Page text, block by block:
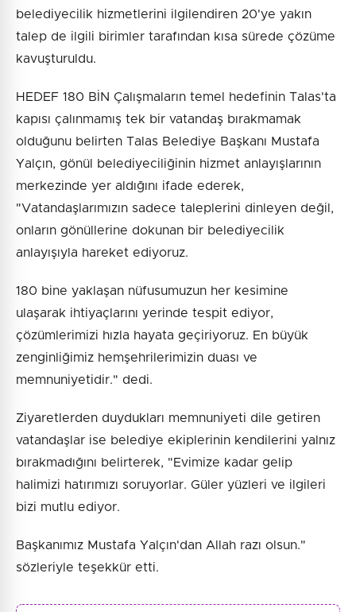
belediyecilik hizmetlerini ilgilendiren 20'ye yakın
talep de ilgili birimler tarafından kısa sürede çözüme
kavuşturuldu.
HEDEF 180 BİN Çalışmaların temel hedefinin Talas'ta
kapısı çalınmamış tek bir vatandaş bırakmamak
olduğunu belirten Talas Belediye Başkanı Mustafa
Yalçın, gönül belediyeciliğinin hizmet anlayışlarının
merkezinde yer aldığını ifade ederek,
"Vatandaşlarımızın sadece taleplerini dinleyen değil,
onların gönüllerine dokunan bir belediyecilik
anlayışıyla hareket ediyoruz.
180 bine yaklaşan nüfusumuzun her kesimine
ulaşarak ihtiyaçlarını yerinde tespit ediyor,
çözümlerimizi hızla hayata geçiriyoruz. En büyük
zenginliğimiz hemşehrilerimizin duası ve
memnuniyetidir." dedi.
Ziyaretlerden duydukları memnuniyeti dile getiren
vatandaşlar ise belediye ekiplerinin kendilerini yalnız
bırakmadığını belirterek, "Evimize kadar gelip
halimizi hatırımızı soruyorlar. Güler yüzleri ve ilgileri
bizi mutlu ediyor.
Başkanımız Mustafa Yalçın'dan Allah razı olsun."
sözleriyle teşekkür etti.